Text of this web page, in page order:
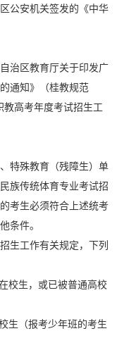
公安机关签发的《中华
治区教育厅关于印发广
通知》（桂教规范
教高考年度考试招生工
特殊教育（残障生）单
族传统体育专业考试招
考生必须符合上述统考
条件。
生工作有关规定，下列
校生，或已被普通高校
生（报考少年班的考生